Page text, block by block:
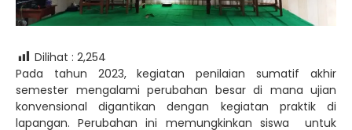
Dilihat : 2,254
Pada tahun 2023, kegiatan penilaian sumatif akhir
semester mengalami perubahan besar di mana ujian
konvensional digantikan dengan kegiatan praktik di
lapangan. Perubahan ini memungkinkan siswa untuk